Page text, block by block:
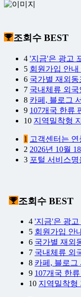
조회수 BEST
4 '지금'은 광고
5 회원가입 안내
6 국가별 재외
7 국내체류 외국
8 카페, 블로그
9 107개국 한류
10 지역밀착형
1 고객센터는
2 2026년 10월
3 포털 서비스
조회수 BEST
4 '지금'은 광고
5 회원가입 안
6 국가별 재외
7 국내체류 외
8 카페, 블로
9 107개국 한
10 지역밀착형